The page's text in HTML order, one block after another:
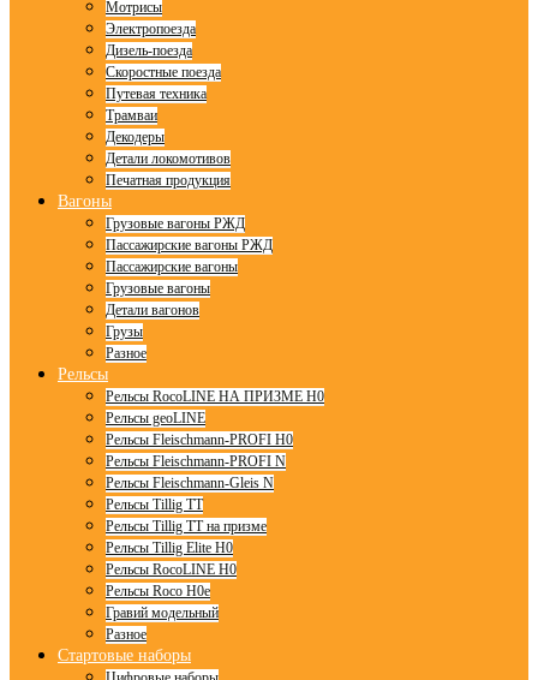
Мотрисы
Электропоезда
Дизель-поезда
Скоростные поезда
Путевая техника
Трамваи
Декодеры
Детали локомотивов
Печатная продукция
Вагоны
Грузовые вагоны РЖД
Пассажирские вагоны РЖД
Пассажирские вагоны
Грузовые вагоны
Детали вагонов
Грузы
Разное
Рельсы
Рельсы RocoLINE НА ПРИЗМЕ H0
Рельсы geoLINE
Рельсы Fleischmann-PROFI H0
Рельсы Fleischmann-PROFI N
Рельсы Fleischmann-Gleis N
Рельсы Tillig TT
Рельсы Tillig TT на призме
Рельсы Tillig Elite H0
Рельсы RocoLINE H0
Рельсы Roco H0e
Гравий модельный
Разное
Стартовые наборы